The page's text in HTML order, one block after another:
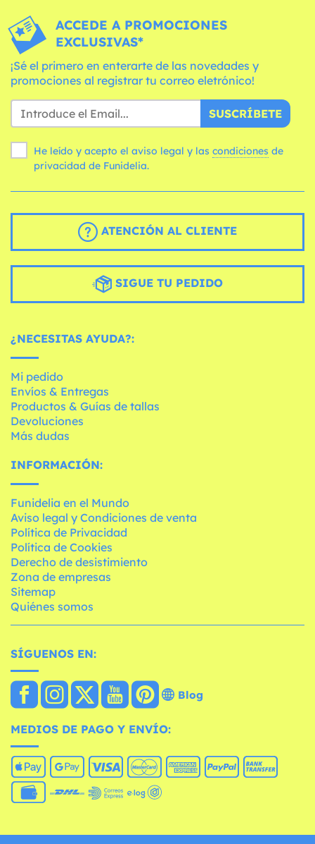
ACCEDE A PROMOCIONES
EXCLUSIVAS*
¡Sé el primero en enterarte de las novedades y
promociones al registrar tu correo eletrónico!
SUSCRÍBETE
He leído y acepto el aviso legal y las condiciones
privacidad de Funidelia.
ATENCIÓN AL CLIENTE
SIGUE TU PEDIDO
¿NECESITAS AYUDA?:
Mi pedido
Envíos & Entregas
Productos & Guías de tallas
Devoluciones
Más dudas
INFORMACIÓN:
Funidelia en el Mundo
Aviso legal y Condiciones de venta
Política de Privacidad
Política de Cookies
Derecho de desistimiento
Zona de empresas
Sitemap
Quiénes somos
SÍGUENOS EN:
Blog
MEDIOS DE PAGO Y ENVÍO: